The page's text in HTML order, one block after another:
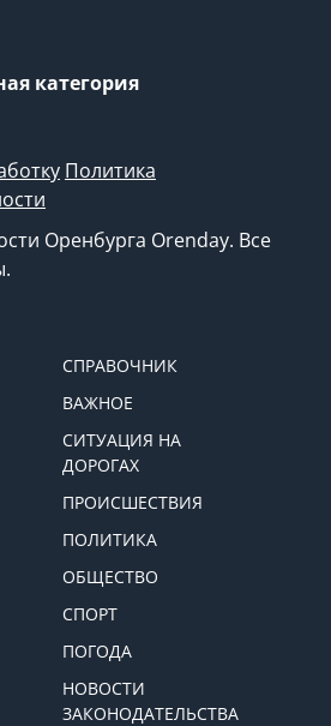
категория
Политика
Оренбурга Orenday. Все
СПРАВОЧНИК
ВАЖНОЕ
СИТУАЦИЯ НА
ДОРОГАХ
ПРОИСШЕСТВИЯ
ПОЛИТИКА
ОБЩЕСТВО
СПОРТ
ПОГОДА
НОВОСТИ
ЗАКОНОДАТЕЛЬСТВА